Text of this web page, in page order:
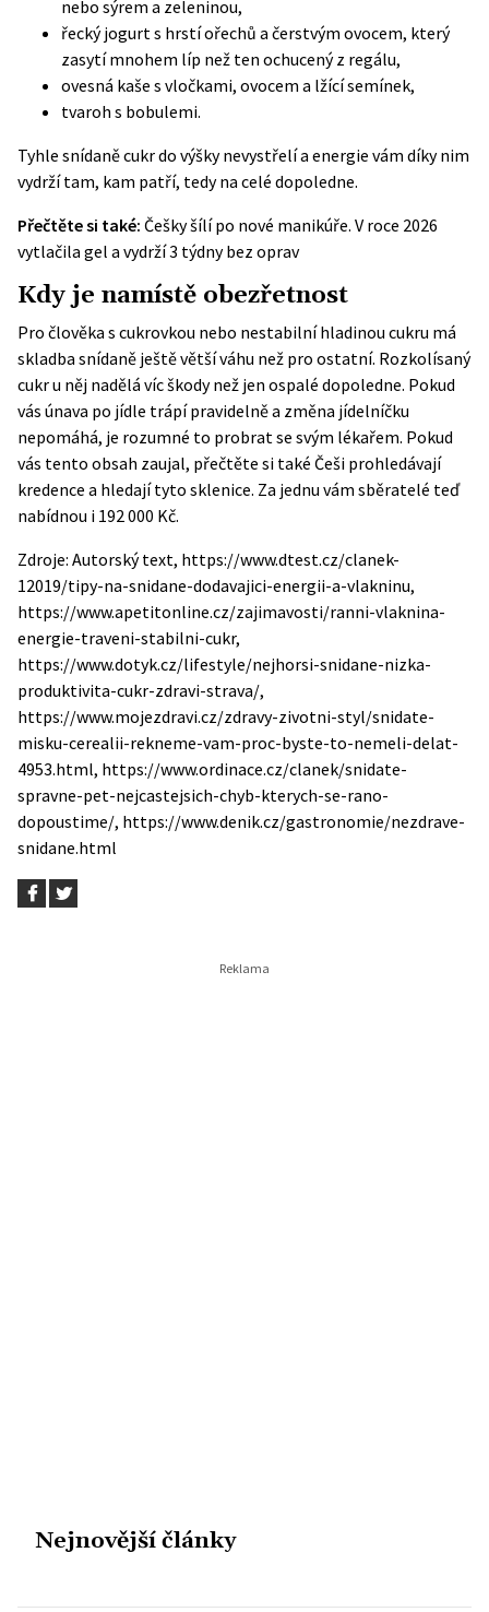
nebo sýrem a zeleninou,
řecký jogurt s hrstí ořechů a čerstvým ovocem, který
zasytí mnohem líp než ten ochucený z regálu,
ovesná kaše s vločkami, ovocem a lžící semínek,
tvaroh s bobulemi.
Tyhle snídaně cukr do výšky nevystřelí a energie vám díky nim
vydrží tam, kam patří, tedy na celé dopoledne.
Přečtěte si také: Češky šílí po nové manikúře. V roce 2026
vytlačila gel a vydrží 3 týdny bez oprav
Kdy je namístě obezřetnost
Pro člověka s cukrovkou nebo nestabilní hladinou cukru má
skladba snídaně ještě větší váhu než pro ostatní. Rozkolísaný
cukr u něj nadělá víc škody než jen ospalé dopoledne. Pokud
vás únava po jídle trápí pravidelně a změna jídelníčku
nepomáhá, je rozumné to probrat se svým lékařem. Pokud
vás tento obsah zaujal, přečtěte si také Češi prohledávají
kredence a hledají tyto sklenice. Za jednu vám sběratelé teď
nabídnou i 192 000 Kč.
Zdroje: Autorský text, https://www.dtest.cz/clanek-
12019/tipy-na-snidane-dodavajici-energii-a-vlakninu,
https://www.apetitonline.cz/zajimavosti/ranni-vlaknina-
energie-traveni-stabilni-cukr,
https://www.dotyk.cz/lifestyle/nejhorsi-snidane-nizka-
produktivita-cukr-zdravi-strava/,
https://www.mojezdravi.cz/zdravy-zivotni-styl/snidate-
misku-cerealii-rekneme-vam-proc-byste-to-nemeli-delat-
4953.html, https://www.ordinace.cz/clanek/snidate-
spravne-pet-nejcastejsich-chyb-kterych-se-rano-
dopoustime/, https://www.denik.cz/gastronomie/nezdrave-
snidane.html
Nejnovější články